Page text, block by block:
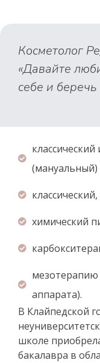
Косметолог
«Давайте
себе и беречь
(мануальный)
химический
аппарата).
В Клайпедской
школе
бакалавра в